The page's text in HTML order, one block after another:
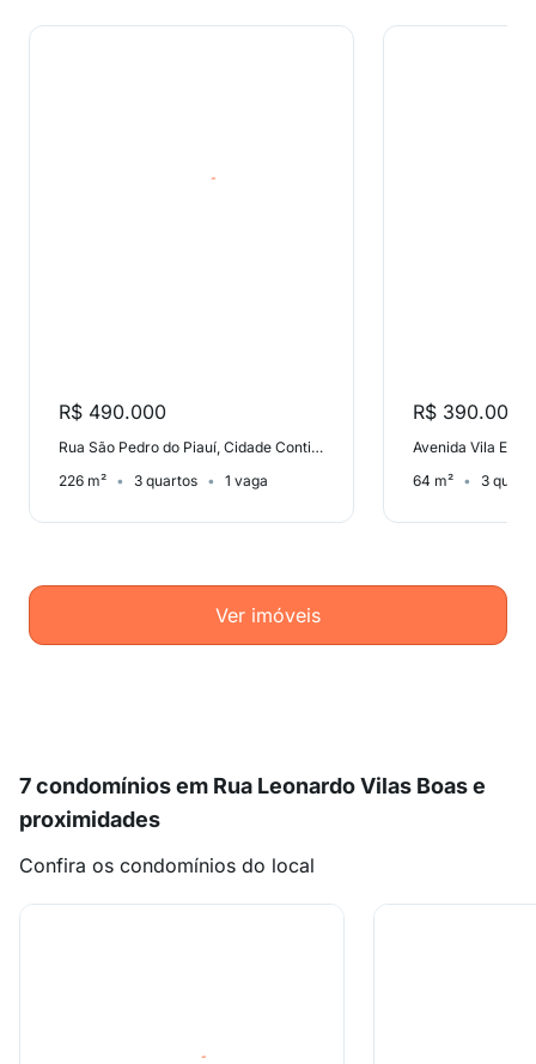
R$ 490.000
Rua São Pedro do Piauí, Cidade Continental
226 m²
3 quartos 1 vaga
R$ 390.000
Avenida Vila
64 m²
3
Ver imóveis
7 condomínios em Rua Leonardo Vilas Boas e
proximidades
Confira os condomínios do local